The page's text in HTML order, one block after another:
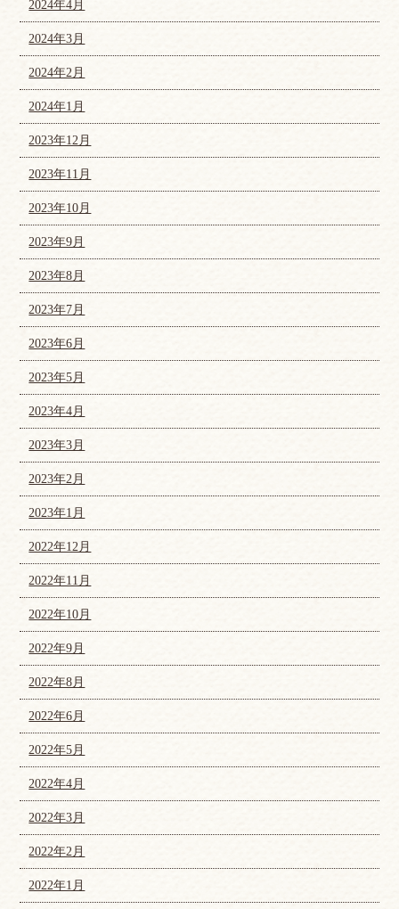
2024年4月
2024年3月
2024年2月
2024年1月
2023年12月
2023年11月
2023年10月
2023年9月
2023年8月
2023年7月
2023年6月
2023年5月
2023年4月
2023年3月
2023年2月
2023年1月
2022年12月
2022年11月
2022年10月
2022年9月
2022年8月
2022年6月
2022年5月
2022年4月
2022年3月
2022年2月
2022年1月